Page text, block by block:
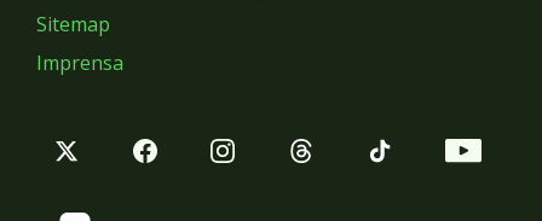
Sitemap
Imprensa